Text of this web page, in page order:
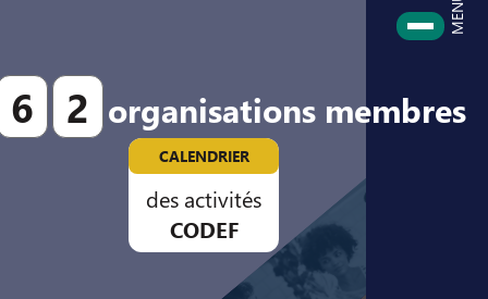
MENU
6 2 organisations membres
CALENDRIER
des activités
CODEF